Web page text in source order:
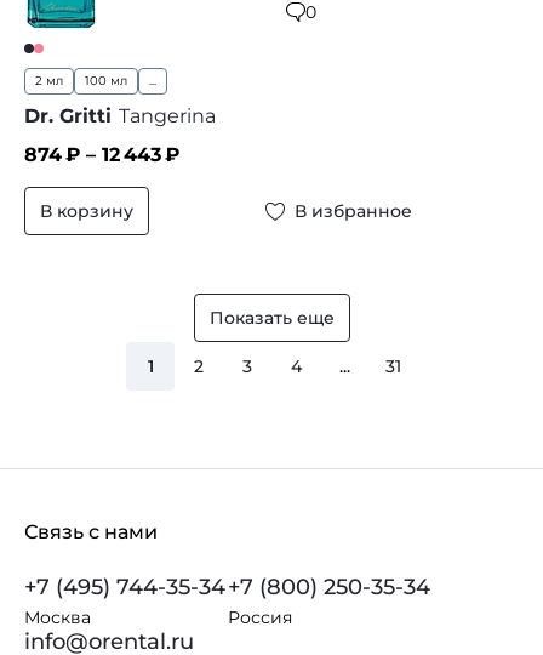
0
2 мл 100 мл ...
Dr. Gritti Tangerina
874₽ – 12 443₽
В корзину В избранное
Показать еще
1 2 3 4 ... 31
Связь с нами
+7 (495) 744-35-34
Москва
+7 (800) 250-35-34
Россия
info@orental.ru